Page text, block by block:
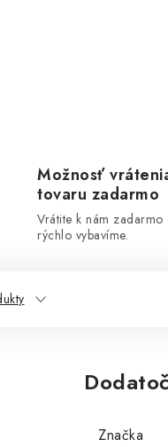
Možnosť
tovaru zadarmo
Vrátite k nám zadarmo
rýchlo vybavíme.
Značka